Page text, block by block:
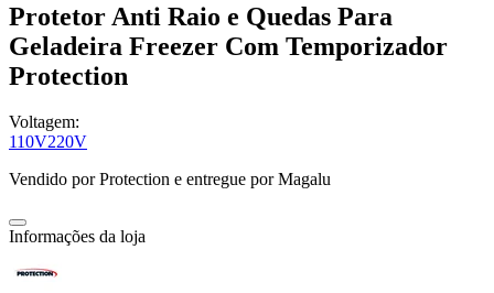
Protetor Anti Raio e Quedas Para
Geladeira Freezer Com Temporizador
Protection
Voltagem:
110V220V
Vendido porProtection e entregue por Magalu
Informações da loja